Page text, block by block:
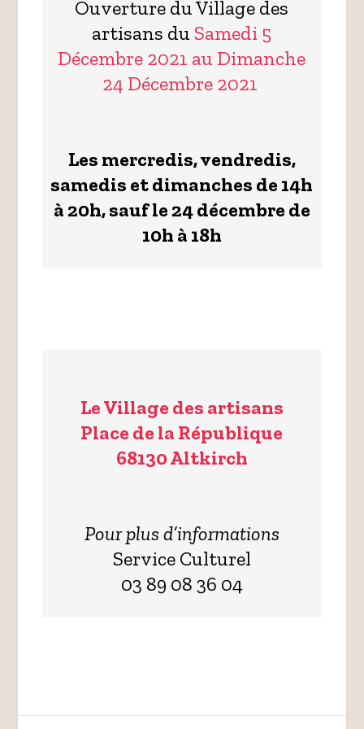
Ouverture du Village des
artisans du Samedi 5
Décembre 2021 au Dimanche
24 Décembre 2021
Les mercredis, vendredis,
samedis et dimanches de 14h
à 20h, sauf le 24 décembre de
10h à 18h
Le Village des artisans
Place de la République
68130 Altkirch
Pour plus d’informations
Service Culturel
03 89 08 36 04